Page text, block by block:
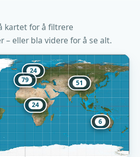
kartet for å filtrere
– eller bla videre for å se alt.
24
79
24
51
6